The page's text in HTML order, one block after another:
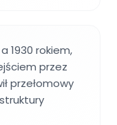
1930 rokiem,
przez
przełomowy